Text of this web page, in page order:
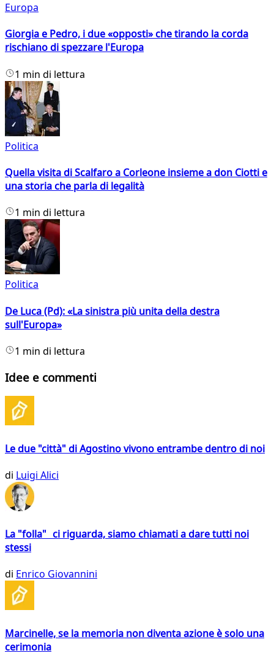
Europa
Giorgia e Pedro, i due «opposti» che tirando la corda
rischiano di spezzare l'Europa
1 min di lettura
Politica
Quella visita di Scalfaro a Corleone insieme a don Ciotti e
una storia che parla di legalità
1 min di lettura
Politica
De Luca (Pd): «La sinistra più unita della destra
sull'Europa»
1 min di lettura
Idee e commenti
Le due "città" di Agostino vivono entrambe dentro di noi
di Luigi Alici
La "folla" ci riguarda, siamo chiamati a dare tutti noi
stessi
di Enrico Giovannini
Marcinelle, se la memoria non diventa azione è solo una
cerimonia